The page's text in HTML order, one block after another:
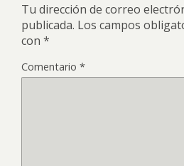
Tu dirección de correo
publicada. Los campos
con *
Comentario *